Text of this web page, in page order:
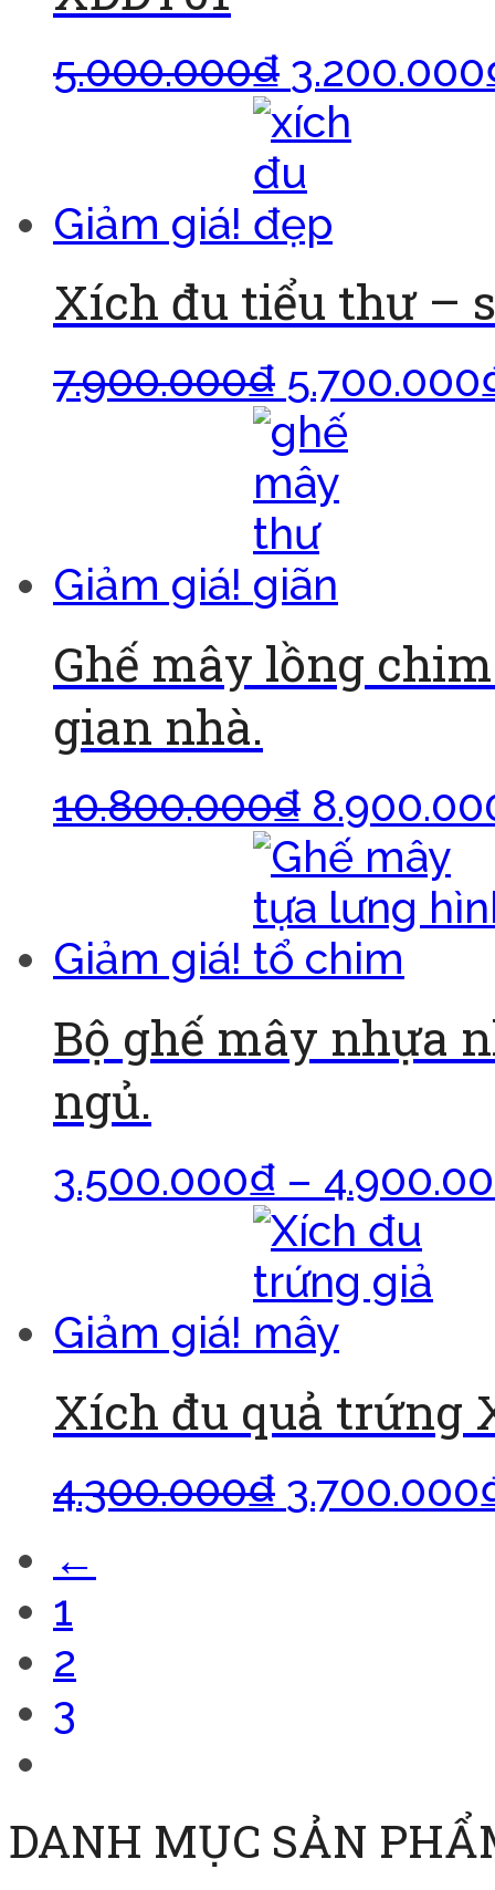
5.000.000₫ 3.200.000
Giảm giá!
Xích đu tiểu thư –
7.900.000₫ 5.700.000
Giảm giá!
Ghế mây lồng
gian nhà.
10.800.000₫
Giảm giá!
Bộ ghế mây nhựa
ngủ.
3.500.000₫ –
Giảm giá!
Xích đu quả trứng
4.300.000₫ 3.700.000
←
1
2
3
DANH MỤC SẢN